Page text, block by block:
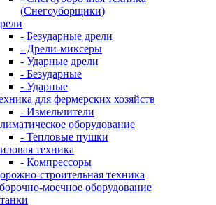
(Снегоуборщики)
- Безударные дрели
- Дрели-миксеры
- Ударные дрели
- Безударные
- Ударные
для фермерских хозяйств
- Измельчители
оборудование
- Тепловые пушки
техника
- Компрессоры
строительная техника
моечное оборудование